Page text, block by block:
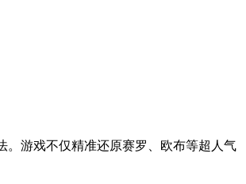
。游戏不仅精准还原赛罗、欧布等超人气